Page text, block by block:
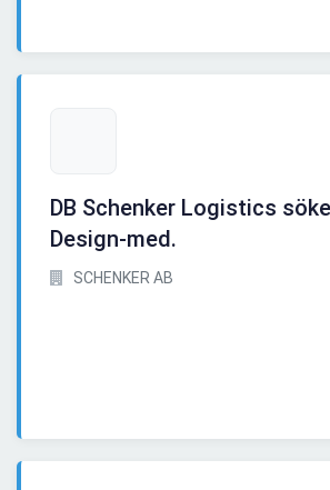
DB Schenker Logistics
Design-med.
SCHENKER AB